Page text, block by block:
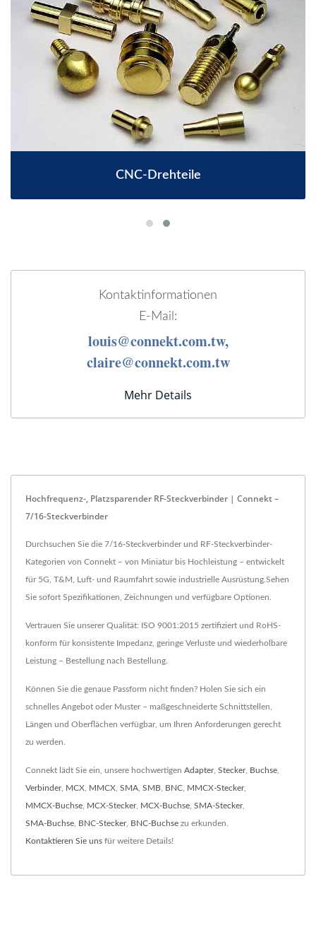
CNC-Drehteile
Kontaktinformationen
E-Mail:
louis@connekt.com.tw,
claire@connekt.com.tw
Mehr Details
Hochfrequenz-, Platzsparender RF-Steckverbinder | Connekt –
7/16-Steckverbinder
Durchsuchen Sie die 7/16-Steckverbinder und RF-Steckverbinder-
Kategorien von Connekt – von Miniatur bis Hochleistung – entwickelt
für 5G, T&M, Luft- und Raumfahrt sowie industrielle Ausrüstung.Sehen
Sie sofort Spezifikationen, Zeichnungen und verfügbare Optionen.
Vertrauen Sie unserer Qualität: ISO 9001:2015 zertifiziert und RoHS-
konform für konsistente Impedanz, geringe Verluste und wiederholbare
Leistung – Bestellung nach Bestellung.
Können Sie die genaue Passform nicht finden? Holen Sie sich ein
schnelles Angebot oder Muster – maßgeschneiderte Schnittstellen,
Längen und Oberflächen verfügbar, um Ihren Anforderungen gerecht
zu werden.
Connekt lädt Sie ein, unsere hochwertigen Adapter, Stecker, Buchse
Verbinder, MCX MMCX SMA SMB BNC MMCX-Stecker,
MMCX-Buchse MCX-Stecker, MCX-Buchse SMA-Stecker,
SMA-Buchse BNC-Stecker, BNC-Buchse zu erkunden.
Kontaktieren Sie uns für weitere Details!